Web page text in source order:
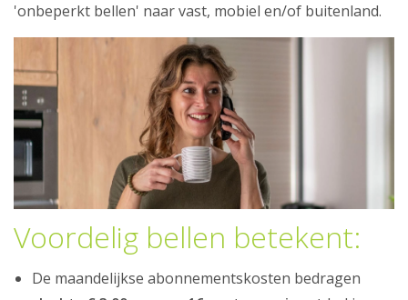
Mijn Kabelnoord
Zakelijk
Mijn webmail
'onbeperkt bellen' naar vast, mobiel en/of buitenland.
Voordelig bellen betekent:
De maandelijkse abonnementskosten bedragen